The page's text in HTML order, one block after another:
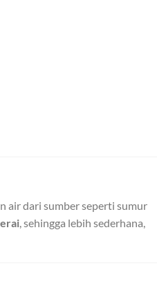
air dari sumber seperti sumur
, sehingga lebih sederhana,